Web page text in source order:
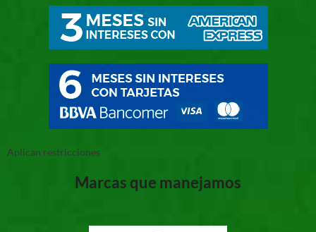
Aplican restricciones
Marcas que manejamos